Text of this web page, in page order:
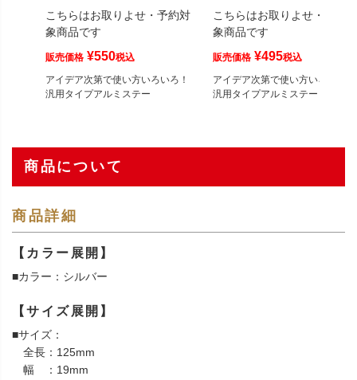
こちらはお取りよせ・予約対
象商品です
販売価格 ¥550税込
アイデア次第で使い方いろいろ！
汎用タイプアルミステー
こちらはお取りよせ・予約対
象商品です
販売価格 ¥495税込
アイデア次第で使い方いろいろ！
汎用タイプアルミステー
商品について
商品詳細
【カラー展開】
■カラー：シルバー
【サイズ展開】
■サイズ：
全長：125mm
幅 ：19mm